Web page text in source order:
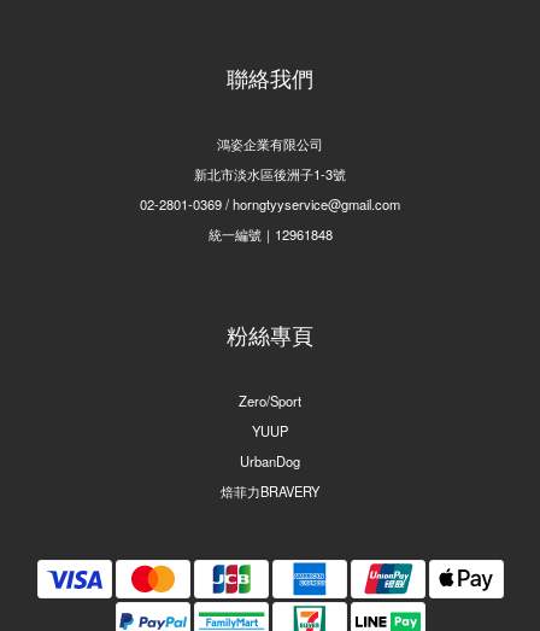
聯絡我們
鴻姿企業有限公司
新北市淡水區後洲子1-3號
02-2801-0369 / horngtyyservice@gmail.com
統一編號｜12961848
粉絲專頁
Zero/Sport
YUUP
UrbanDog
焙菲力BRAVERY